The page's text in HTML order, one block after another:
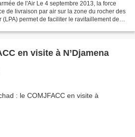
de l'Air Le 4 septembre 2013, la force
de livraison par air sur la zone du rocher des
permet de faciliter le ravitaillement des
en visite à N’Djamena